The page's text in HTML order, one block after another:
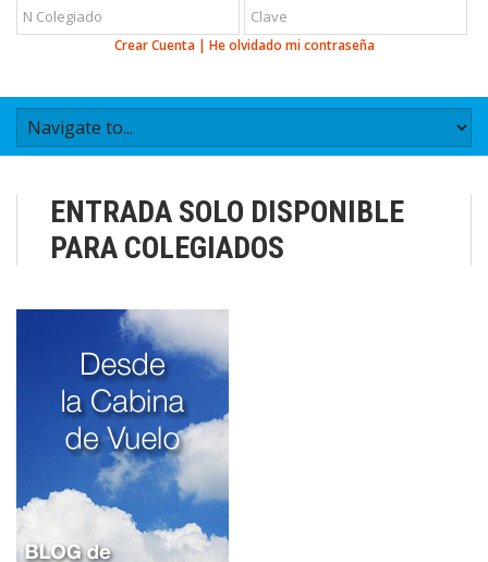
Crear Cuenta| He olvidado mi contraseña
ENTRADA SOLO DISPONIBLE
PARA COLEGIADOS